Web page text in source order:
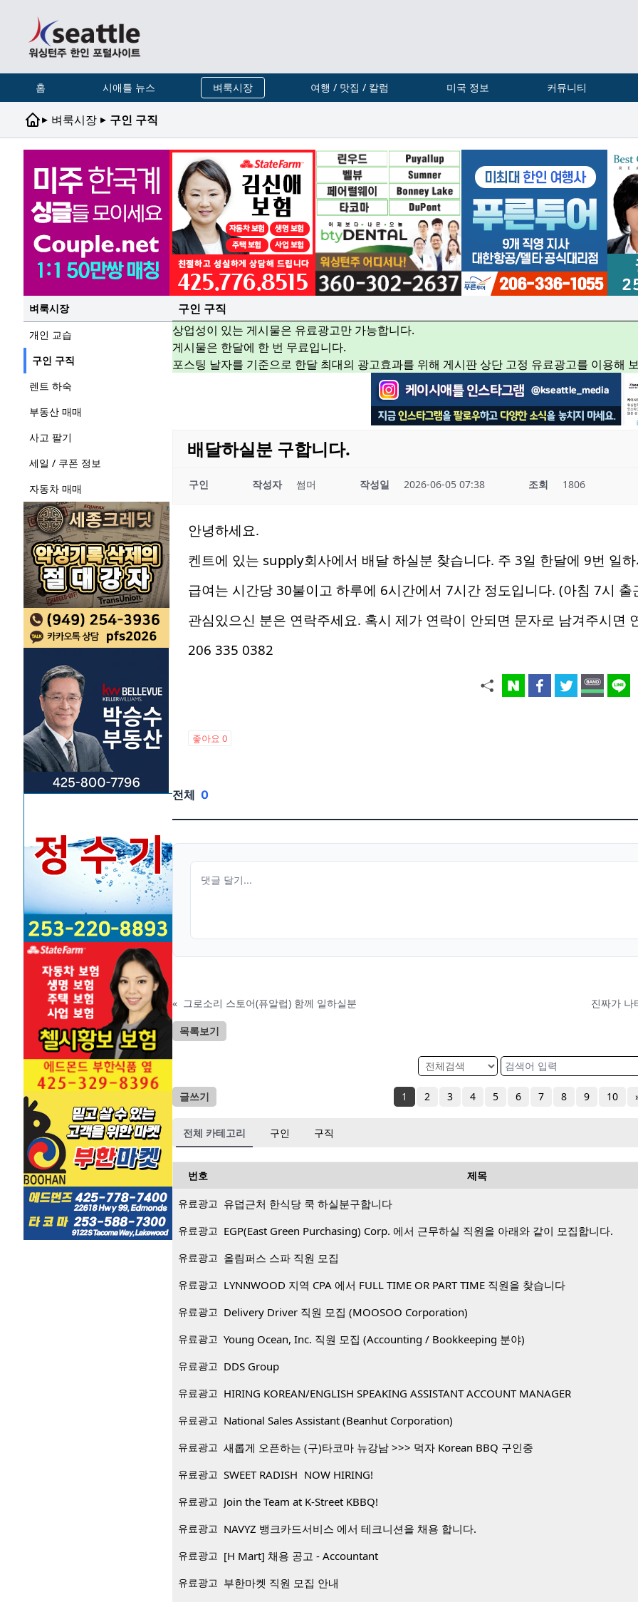
홈 시애틀 뉴스 벼룩시장 여행 / 맛집 / 칼럼 미국 정보 커뮤니티
▸ 벼룩시장 ▸ 구인 구직
벼룩시장
개인 교습
구인 구직
렌트 하숙
부동산 매매
사고 팔기
세일 / 쿠폰 정보
자동차 매매
구인 구직
상업성이 있는 게시물은 유료광고만 가능합니다.
게시물은 한달에 한 번 무료입니다.
포스팅 날자를 기준으로 한달 최대의 광고효과를 위해 게시판 상단 고정 유료광고를 이용해
배달하실분 구합니다.
구인 작성자 썸머 작성일 2026-06-05 07:38 조회 1806
안녕하세요.
켄트에 있는 supply회사에서 배달 하실분 찾습니다. 주 3일 한달에 9번 일
급여는 시간당 30불이고 하루에 6시간에서 7시간 정도입니다. (아침 7시 출
관심있으신 분은 연락주세요. 혹시 제가 연락이 안되면 문자로 남겨주시면
206 335 0382
좋아요 0
전체 0
« 그로소리 스토어(퓨알럽) 함께 일하실분
목록보기
글쓰기 1 2 3 4 5 6 7 8 9 10
전체 카테고리 구인 구직
번호 제목
유료광고 유덥근처 한식당 쿡 하실분구합니다
유료광고 EGP(East Green Purchasing) Corp. 에서 근무하실 직원을 아래와 같이 모집합니다.
유료광고 올림퍼스 스파 직원 모집
유료광고 LYNNWOOD 지역 CPA 에서 FULL TIME OR PART TIME 직원을 찾습니다
유료광고 Delivery Driver 직원 모집 (MOOSOO Corporation)
유료광고 Young Ocean, Inc. 직원 모집 (Accounting / Bookkeeping 분야)
유료광고 DDS Group
유료광고 HIRING KOREAN/ENGLISH SPEAKING ASSISTANT ACCOUNT MANAGER
유료광고 National Sales Assistant (Beanhut Corporation)
유료광고 새롭게 오픈하는 (구)타코마 뉴강남 >>> 먹자 Korean BBQ 구인중
유료광고 SWEET RADISH NOW HIRING!
유료광고 Join the Team at K-Street KBBQ!
유료광고 NAVYZ 뱅크카드서비스 에서 테크니션을 채용 합니다.
유료광고 [H Mart] 채용 공고 - Accountant
유료광고 부한마켓 직원 모집 안내